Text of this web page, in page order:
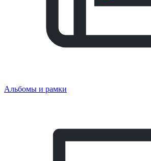
Альбомы и рамки